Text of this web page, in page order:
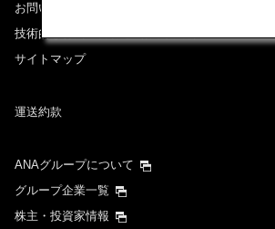
お問い合わせ
技術的なお問い合わせ（推奨環境）
サイトマップ
運送約款
ANAグループについて
グループ企業一覧
株主・投資家情報